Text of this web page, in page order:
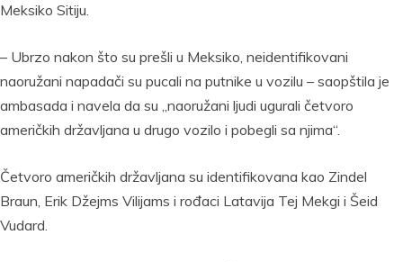
Meksiko Sitiju.
– Ubrzo nakon što su prešli u Meksiko, neidentifikovani
naoružani napadači su pucali na putnike u vozilu – saopštila je
ambasada i navela da su „naoružani ljudi ugurali četvoro
američkih državljana u drugo vozilo i pobegli sa njima“.
Četvoro američkih državljana su identifikovana kao Zindel
Braun, Erik Džejms Vilijams i rođaci Latavija Tej Mekgi i Šeid
Vudard.